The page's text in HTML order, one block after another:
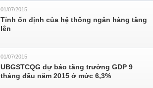
01/07/2015
Tính ổn định của hệ thống ngân hàng tăng
lên
01/07/2015
UBGSTCQG dự báo tăng trưởng GDP 9
tháng đầu năm 2015 ở mức 6,3%